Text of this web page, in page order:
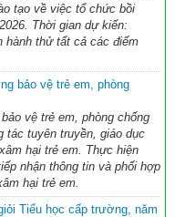
tạo về việc tổ chức bồi
Thời gian dự kiến:
hành thử tất cả các điểm
bảo vệ trẻ em, phòng
vệ trẻ em, phòng chống
tác tuyên truyền, giáo dục
hại trẻ em. Thực hiện
nhận thông tin và phối hợp
hại trẻ em.
Tiểu học cấp trường, năm